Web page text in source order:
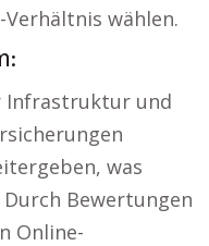
wählen.
Infrastruktur und
was
Bewertungen
Online-